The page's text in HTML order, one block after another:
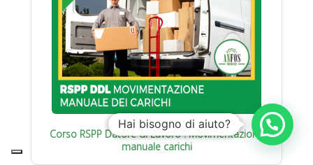
Corso RSPP Datore di Lavoro : Movimentazione
manuale carichi
Hai bisogno di aiuto?